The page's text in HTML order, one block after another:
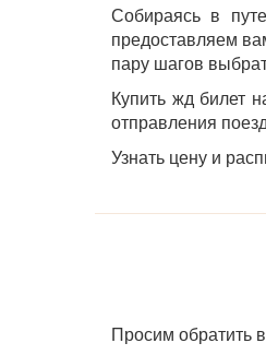
Собираясь в
предоставляем
пару шагов
Купить жд билет
отправления
Узнать цену и
Просим обратить